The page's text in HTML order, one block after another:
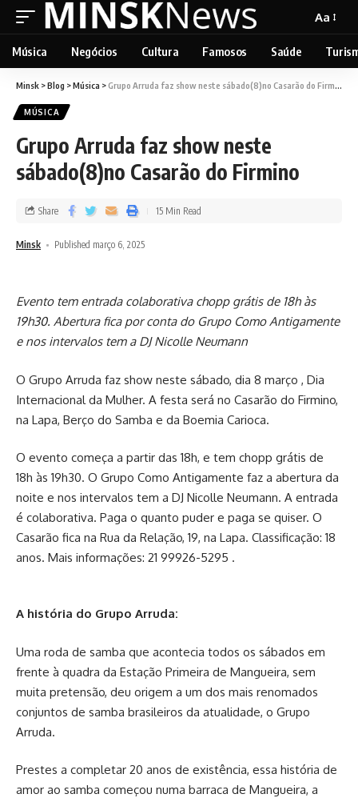
Aa
Música Negócios Cultura Famosos Saúde
Minsk >Blog >Música >Grupo Arruda faz show neste sábado(8)no Casarão do Firmino
MÚSICA
Grupo Arruda faz show neste
sábado(8)no Casarão do Firmino
Minsk Published março 6, 2025
Share 15 Min Read
Evento tem entrada colaborativa chopp grátis de 18h às
19h30. Abertura fica por conta do Grupo Como Antigamente
e nos intervalos tem a DJ Nicolle Neumann
O Grupo Arruda faz show neste sábado, dia 8 março , Dia
Internacional da Mulher. A festa será no Casarão do Firmino,
na Lapa, Berço do Samba e da Boemia Carioca.
O evento começa a partir das 18h, e tem chopp grátis de
18h às 19h30. O Grupo Como Antigamente faz a abertura da
noite e nos intervalos tem a DJ Nicolle Neumann. A entrada
é colaborativa. Paga o quanto puder e paga se quiser. O
Casarão fica na Rua da Relação, 19, na Lapa. Classificação: 18
anos. Mais informações: 21 99926-5295 .
A história do Grupo Arruda:
Uma roda de samba que acontecia todos os sábados em
frente à quadra da Estação Primeira de Mangueira, sem
muita pretensão, deu origem a um dos mais renomados
conjuntos de samba brasileiros da atualidade, o Grupo
Arruda.
Prestes a completar 20 anos de existência, essa história de
amor ao samba começou numa barraca de Mangueira, a